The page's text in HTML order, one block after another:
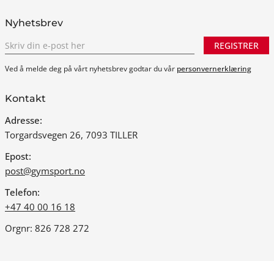
Nyhetsbrev
REGISTRER
Ved å melde deg på vårt nyhetsbrev godtar du vår personvernerklæring
Kontakt
Adresse:
Torgardsvegen 26, 7093 TILLER
Epost:
post@gymsport.no
Telefon:
+47 40 00 16 18
Orgnr: 826 728 272